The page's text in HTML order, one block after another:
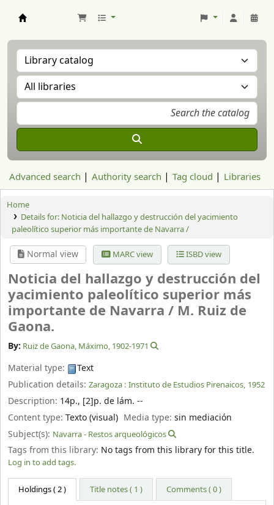
Advanced search Authority search Tag cloud Libraries
Home
Details for: Noticia del hallazgo y destrucción del yacimiento
paleolítico superior más importante de Navarra /
Normal view MARC view ISBD view
Noticia del hallazgo y destrucción del
yacimiento paleolítico superior más
importante de Navarra / M. Ruiz de
Gaona.
By: Ruiz de Gaona, Máximo, 1902-1971
Material type:
Text
Publication details: Zaragoza : Instituto de Estudios Pirenaicos, 1952
Description: 14p., [2]p. de lám. --
Content type: Texto (visual) Media type:sin mediación
Subject(s): Navarra - Restos arqueológicos
Tags from this library: No tags from this library for this title.
Log in to add tags.
Holdings( 2 ) Title notes ( 1 ) Comments ( 0 )